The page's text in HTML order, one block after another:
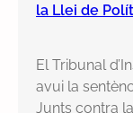
la Llei de
El Tribunal
avui la
Junts contra